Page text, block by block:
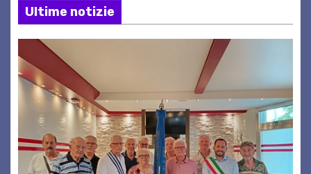
Ultime notizie